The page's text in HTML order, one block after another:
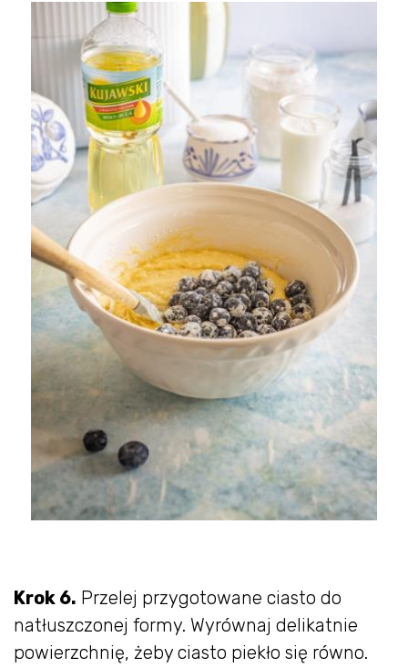
Krok 6. Przelej przygotowane ciasto do
natłuszczonej formy. Wyrównaj delikatnie
powierzchnię, żeby ciasto piekło się równo.